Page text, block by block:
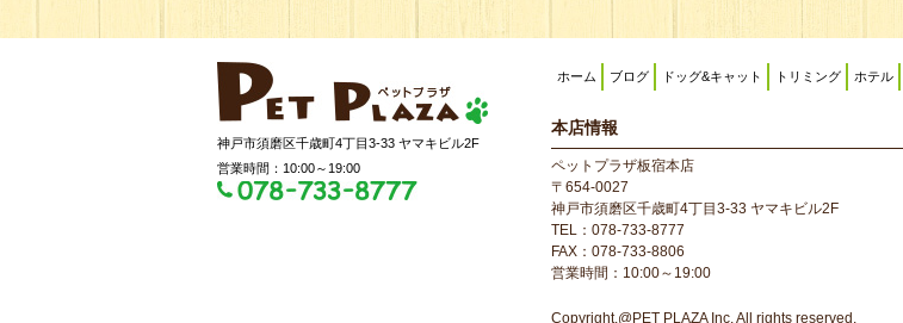
神戸市須磨区千歳町4丁目3-33 ヤマキビル2F
営業時間：10:00～19:00
ホーム ブログ ドッグ&キャット トリミング ホテル
本店情報
ペットプラザ板宿本店
〒654-0027
神戸市須磨区千歳町4丁目3-33 ヤマキビル2F
TEL：078-733-8777
FAX：078-733-8806
営業時間：10:00～19:00
Copyright.@PET PLAZA Inc. All rights reserved.